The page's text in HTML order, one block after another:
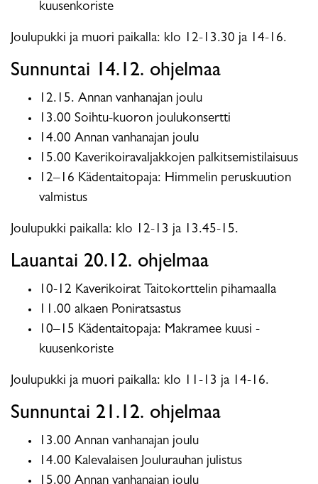
kuusenkoriste
Joulupukki ja muori paikalla: klo 12-13.30 ja 14-16.
Sunnuntai 14.12. ohjelmaa
12.15. Annan vanhanajan joulu
13.00 Soihtu-kuoron joulukonsertti
14.00 Annan vanhanajan joulu
15.00 Kaverikoiravaljakkojen palkitsemistilaisuus
12–16 Kädentaitopaja: Himmelin peruskuution
valmistus
Joulupukki paikalla: klo 12-13 ja 13.45-15.
Lauantai 20.12. ohjelmaa
10-12 Kaverikoirat Taitokorttelin pihamaalla
11.00 alkaen Poniratsastus
10–15 Kädentaitopaja: Makramee kuusi -
kuusenkoriste
Joulupukki ja muori paikalla: klo 11-13 ja 14-16.
Sunnuntai 21.12. ohjelmaa
13.00 Annan vanhanajan joulu
14.00 Kalevalaisen Joulurauhan julistus